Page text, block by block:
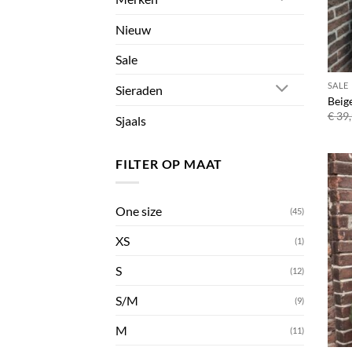
Nieuw
Sale
Sieraden
Sjaals
FILTER OP MAAT
One size (45)
XS (1)
S (12)
S/M (9)
M (11)
SALE
€